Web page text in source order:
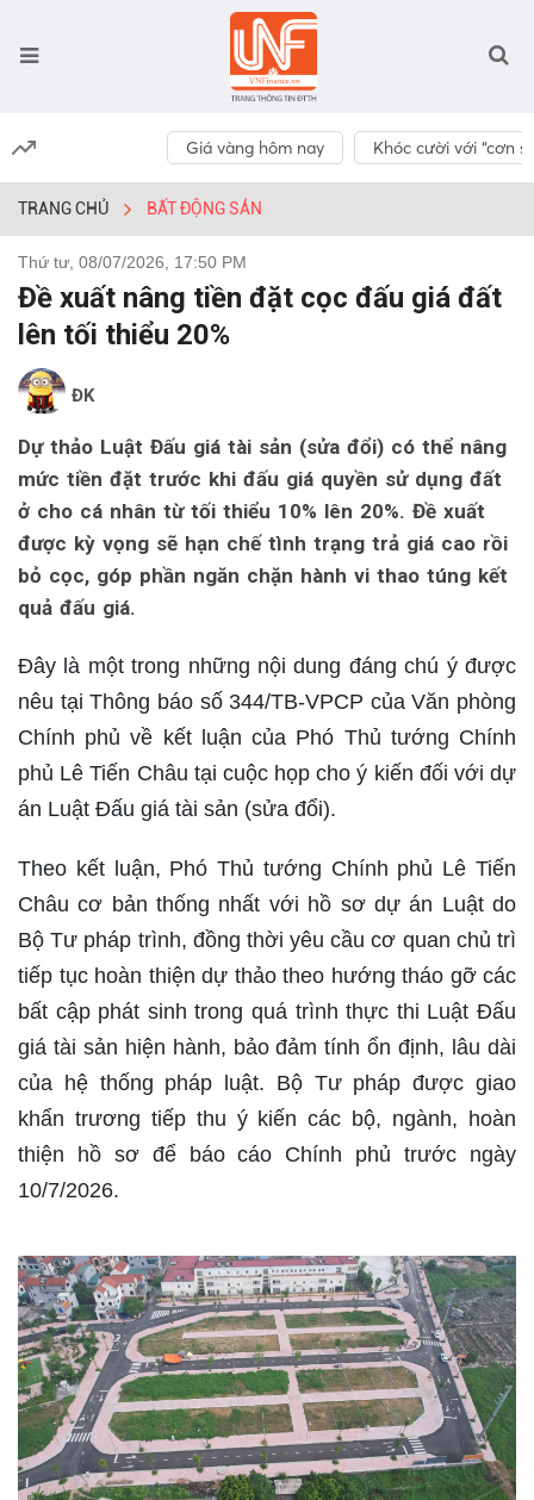
Giá vàng hôm nay Khóc cười với “cơn
TRANG CHỦ BẤT ĐỘNG SẢN
Thứ tư, 08/07/2026, 17:50 PM
Đề xuất nâng tiền đặt cọc đấu giá đất
lên tối thiểu 20%
ĐK
Dự thảo Luật Đấu giá tài sản (sửa đổi) có thể nâng
mức tiền đặt trước khi đấu giá quyền sử dụng đất
ở cho cá nhân từ tối thiểu 10% lên 20%. Đề xuất
được kỳ vọng sẽ hạn chế tình trạng trả giá cao rồi
bỏ cọc, góp phần ngăn chặn hành vi thao túng kết
quả đấu giá.
Đây là một trong những nội dung đáng chú ý được
nêu tại Thông báo số 344/TB-VPCP của Văn phòng
Chính phủ về kết luận của Phó Thủ tướng Chính
phủ Lê Tiến Châu tại cuộc họp cho ý kiến đối với dự
án Luật Đấu giá tài sản (sửa đổi).
Theo kết luận, Phó Thủ tướng Chính phủ Lê Tiến
Châu cơ bản thống nhất với hồ sơ dự án Luật do
Bộ Tư pháp trình, đồng thời yêu cầu cơ quan chủ trì
tiếp tục hoàn thiện dự thảo theo hướng tháo gỡ các
bất cập phát sinh trong quá trình thực thi Luật Đấu
giá tài sản hiện hành, bảo đảm tính ổn định, lâu dài
của hệ thống pháp luật. Bộ Tư pháp được giao
khẩn trương tiếp thu ý kiến các bộ, ngành, hoàn
thiện hồ sơ để báo cáo Chính phủ trước ngày
10/7/2026.